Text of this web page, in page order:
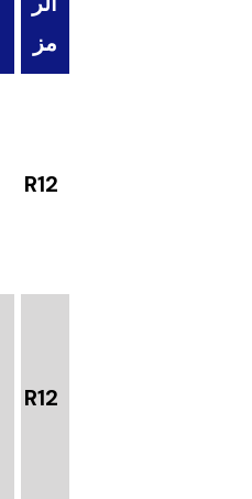
مز
R12
R12